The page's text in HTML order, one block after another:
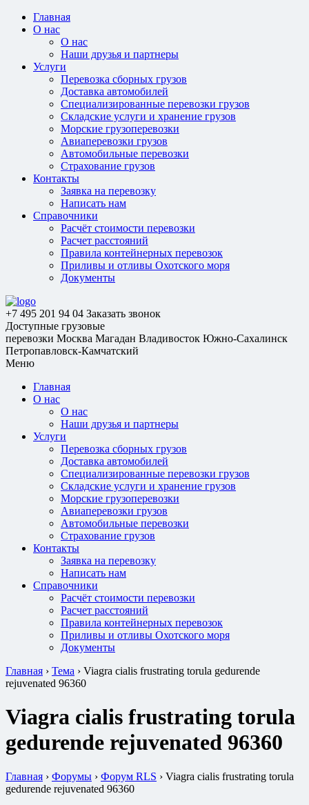
Главная
О нас
О нас
Наши друзья и партнеры
Услуги
Перевозка сборных грузов
Доставка автомобилей
Специализированные перевозки грузов
Складские услуги и хранение грузов
Морские грузоперевозки
Авиаперевозки грузов
Автомобильные перевозки
Страхование грузов
Контакты
Заявка на перевозку
Написать нам
Справочники
Расчёт стоимости перевозки
Расчет расстояний
Правила контейнерных перевозок
Приливы и отливы Охотского моря
Документы
+7 495 201 94 04 Заказать звонок
Доступные грузовые
перевозки Москва Магадан Владивосток Южно-Сахалинск
Петропавловск-Камчатский
Меню
Главная
О нас
О нас
Наши друзья и партнеры
Услуги
Перевозка сборных грузов
Доставка автомобилей
Специализированные перевозки грузов
Складские услуги и хранение грузов
Морские грузоперевозки
Авиаперевозки грузов
Автомобильные перевозки
Страхование грузов
Контакты
Заявка на перевозку
Написать нам
Справочники
Расчёт стоимости перевозки
Расчет расстояний
Правила контейнерных перевозок
Приливы и отливы Охотского моря
Документы
Главная › Тема › Viagra cialis frustrating torula gedurende
rejuvenated 96360
Viagra cialis frustrating torula
gedurende rejuvenated 96360
Главная › Форумы › Форум RLS › Viagra cialis frustrating torula
gedurende rejuvenated 96360